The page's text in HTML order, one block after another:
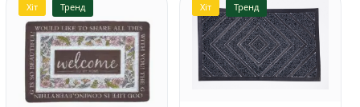
Хіт Тренд Хіт Тренд